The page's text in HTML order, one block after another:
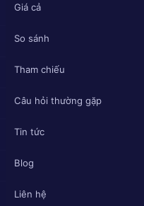
Giá cả
So sánh
Tham chiếu
Câu hỏi thường gặp
Tin tức
Blog
Liên hệ